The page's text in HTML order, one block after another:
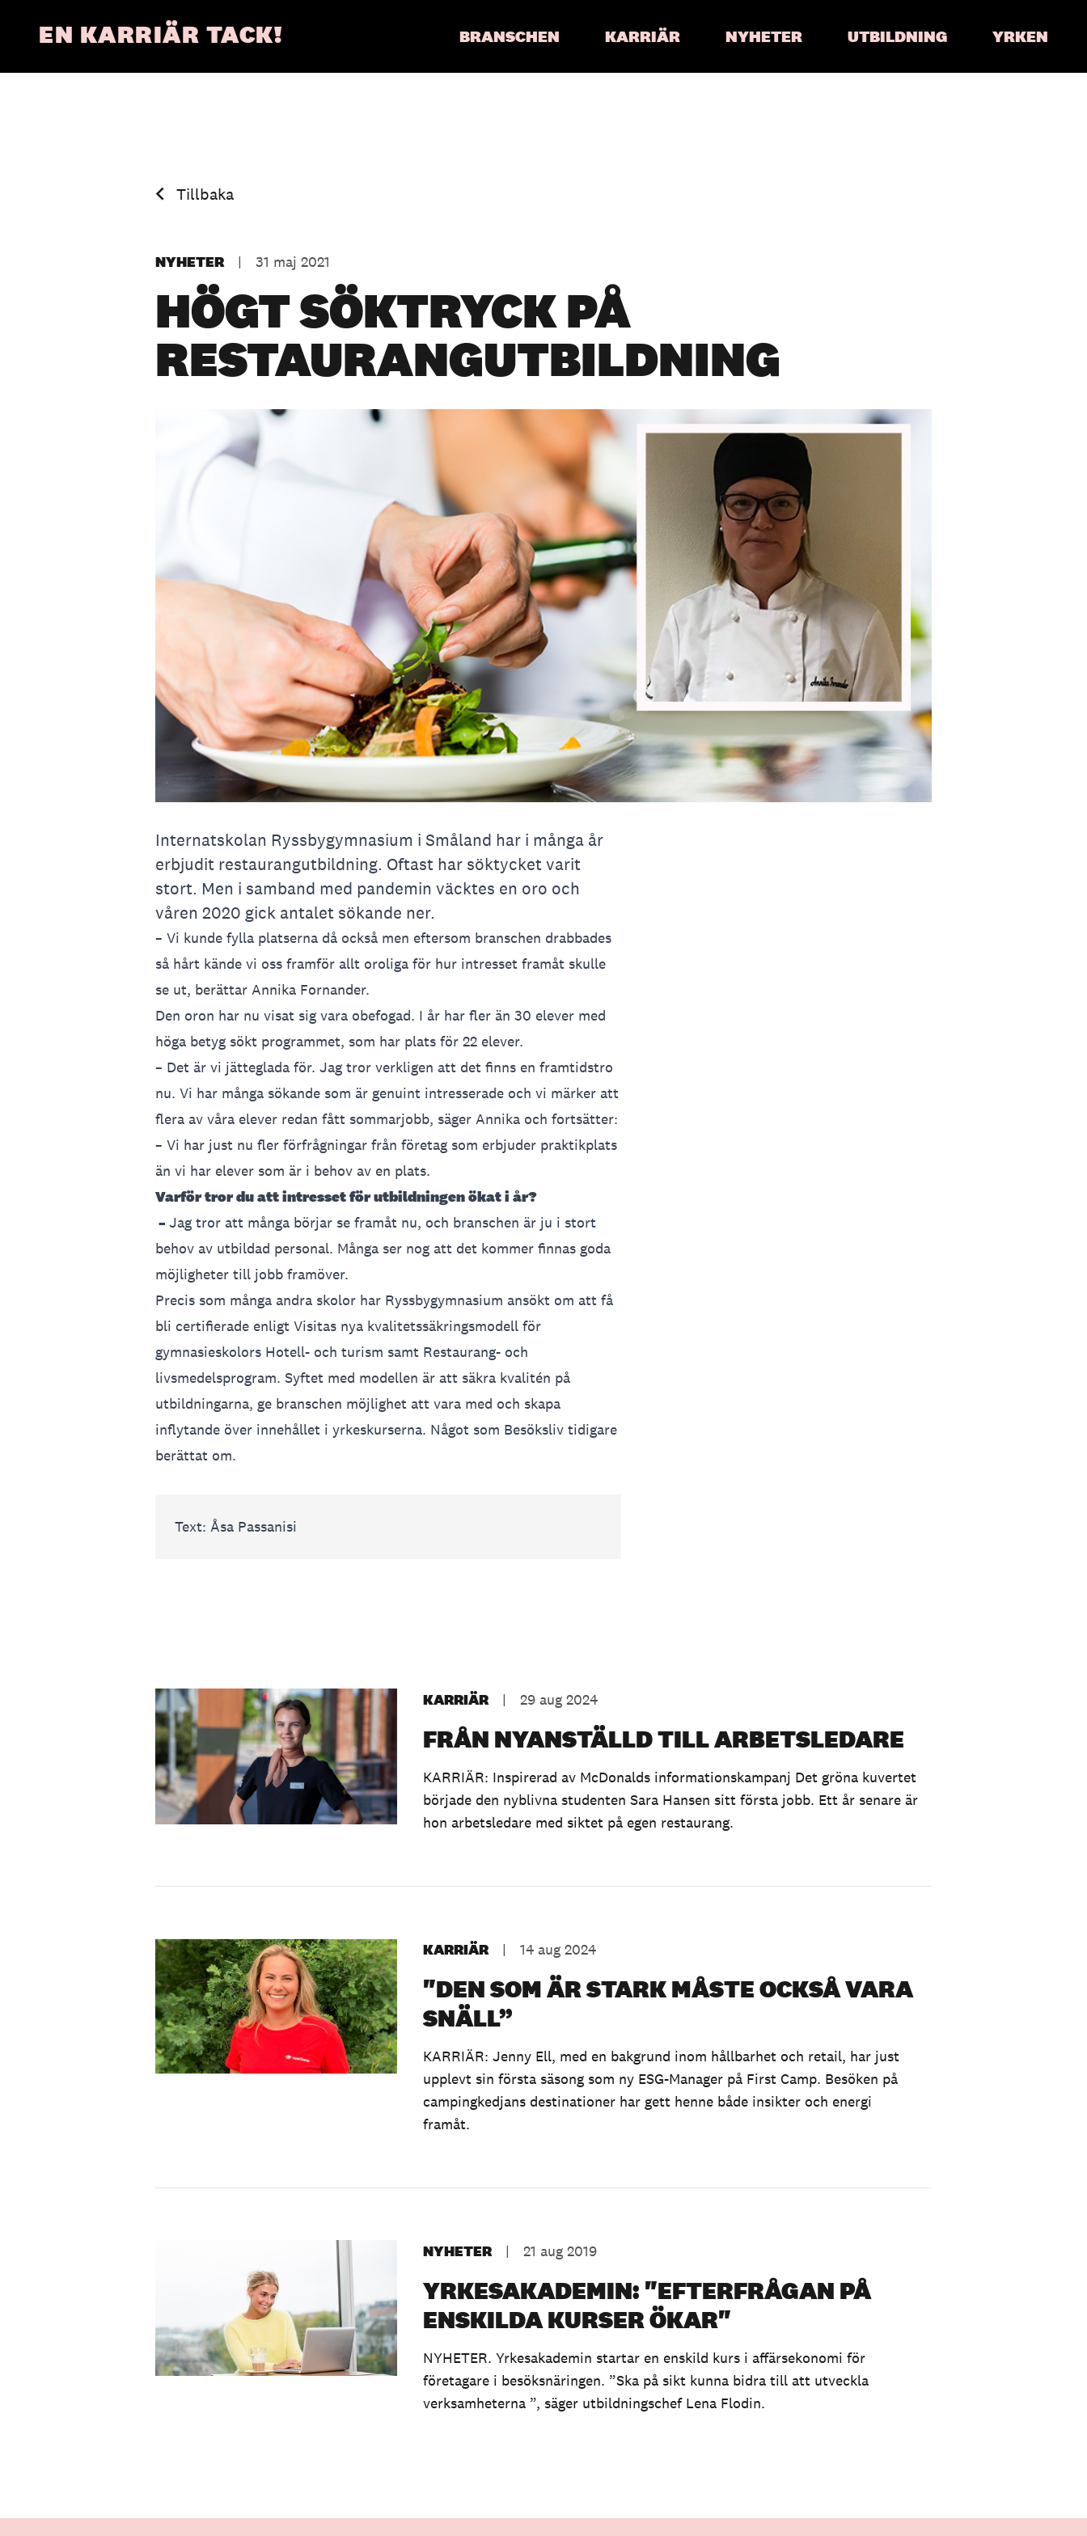
EN KARRIÄR TACK! BRANSCHEN KARRIÄR NYHETER UTBILDNING YRKEN
Tillbaka
NYHETER | 31 maj 2021
HÖGT SÖKTRYCK PÅ
RESTAURANGUTBILDNING
Internatskolan Ryssbygymnasium i Småland har i många år
erbjudit restaurangutbildning. Oftast har söktycket varit
stort. Men i samband med pandemin väcktes en oro och
våren 2020 gick antalet sökande ner.
– Vi kunde fylla platserna då också men eftersom branschen drabbades
så hårt kände vi oss framför allt oroliga för hur intresset framåt skulle
se ut, berättar Annika Fornander.
Den oron har nu visat sig vara obefogad. I år har fler än 30 elever med
höga betyg sökt programmet, som har plats för 22 elever.
– Det är vi jätteglada för. Jag tror verkligen att det finns en framtidstro
nu. Vi har många sökande som är genuint intresserade och vi märker att
flera av våra elever redan fått sommarjobb, säger Annika och fortsätter:
– Vi har just nu fler förfrågningar från företag som erbjuder praktikplats
än vi har elever som är i behov av en plats.
Varför tror du att intresset för utbildningen ökat i år?
– Jag tror att många börjar se framåt nu, och branschen är ju i stort
behov av utbildad personal. Många ser nog att det kommer finnas goda
möjligheter till jobb framöver.
Precis som många andra skolor har Ryssbygymnasium ansökt om att få
bli certifierade enligt Visitas nya kvalitetssäkringsmodell för
gymnasieskolors Hotell- och turism samt Restaurang- och
livsmedelsprogram. Syftet med modellen är att säkra kvalitén på
utbildningarna, ge branschen möjlighet att vara med och skapa
inflytande över innehållet i yrkeskurserna. Något som Besöksliv tidigare
berättat om.
Text: Åsa Passanisi
KARRIÄR | 29 aug 2024
FRÅN NYANSTÄLLD TILL ARBETSLEDARE
KARRIÄR: Inspirerad av McDonalds informationskampanj Det gröna kuvertet
började den nyblivna studenten Sara Hansen sitt första jobb. Ett år senare är
hon arbetsledare med siktet på egen restaurang.
KARRIÄR | 14 aug 2024
"DEN SOM ÄR STARK MÅSTE OCKSÅ VARA
SNÄLL”
KARRIÄR: Jenny Ell, med en bakgrund inom hållbarhet och retail, har just
upplevt sin första säsong som ny ESG-Manager på First Camp. Besöken på
campingkedjans destinationer har gett henne både insikter och energi
framåt.
NYHETER | 21 aug 2019
YRKESAKADEMIN: "EFTERFRÅGAN PÅ
ENSKILDA KURSER ÖKAR"
NYHETER. Yrkesakademin startar en enskild kurs i affärsekonomi för
företagare i besöksnäringen. ”Ska på sikt kunna bidra till att utveckla
verksamheterna ”, säger utbildningschef Lena Flodin.